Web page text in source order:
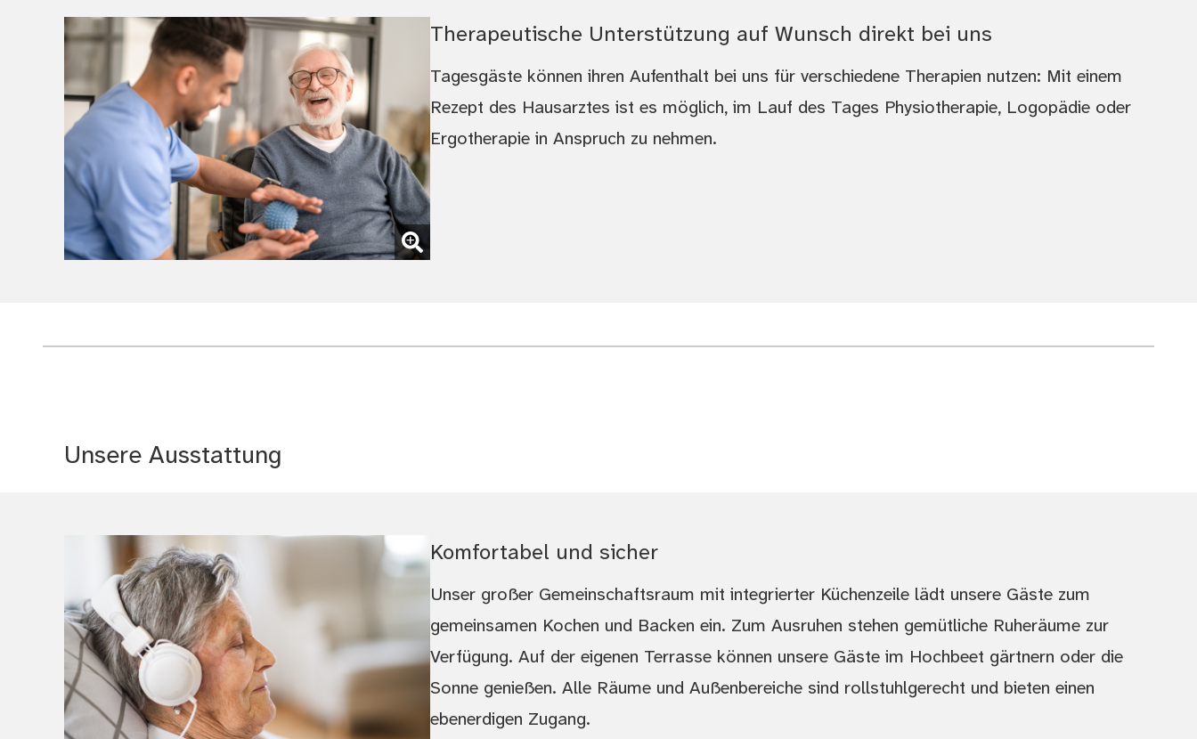
(Bild vergrößern)
Therapeutische Unterstützung auf Wunsch direkt bei uns
Tagesgäste können ihren Aufenthalt bei uns für verschiedene Therapien nutzen: Mit einem
Rezept des Hausarztes ist es möglich, im Lauf des Tages Physiotherapie, Logopädie oder
Ergotherapie in Anspruch zu nehmen.
Unsere Ausstattung
Komfortabel und sicher
Unser großer Gemeinschaftsraum mit integrierter Küchenzeile lädt unsere Gäste zum
gemeinsamen Kochen und Backen ein. Zum Ausruhen stehen gemütliche Ruheräume zur
Verfügung. Auf der eigenen Terrasse können unsere Gäste im Hochbeet gärtnern oder die
Sonne genießen. Alle Räume und Außenbereiche sind rollstuhlgerecht und bieten einen
ebenerdigen Zugang.